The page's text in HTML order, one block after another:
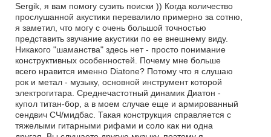
Sergik, я вам помогу сузить поиски )) Когда количество
прослушанной акустики перевалило примерно за сотню,
я заметил, что могу с очень большой точностью
представить звучание акустики по ее внешнему виду.
Никакого "шаманства" здесь нет - просто понимание
конструктивных особенностей. Почему мне больше
всего нравится именно Diatone? Потому что я слушаю
рок и метал - музыку, основной инструмент которой
электрогитара. Среднечастотный динамик Диатон -
купол титан-бор, а в моем случае еще и армированный
сендвич СЧ/мидбас. Такая конструкция справляется с
тяжелыми гитарными рифами и соло как ни одна